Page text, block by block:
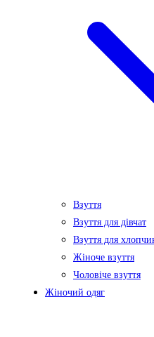
Взуття
Взуття для дівчат
Взуття для
Жіноче взуття
Чоловіче взуття
Жіночий одяг